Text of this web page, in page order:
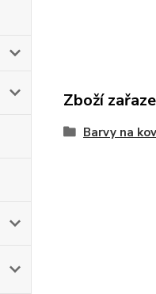
Zboží
Barvy na kov